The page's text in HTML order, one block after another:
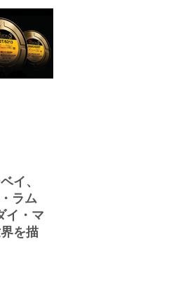
イ、
ラム
イ・マ
を描